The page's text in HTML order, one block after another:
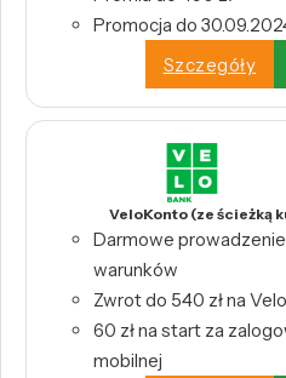
Promocja do
Szczegóły
VeloKonto (ze ścieżką
Darmowe
warunków
Zwrot do 540 zł na
60 zł na start za
mobilnej